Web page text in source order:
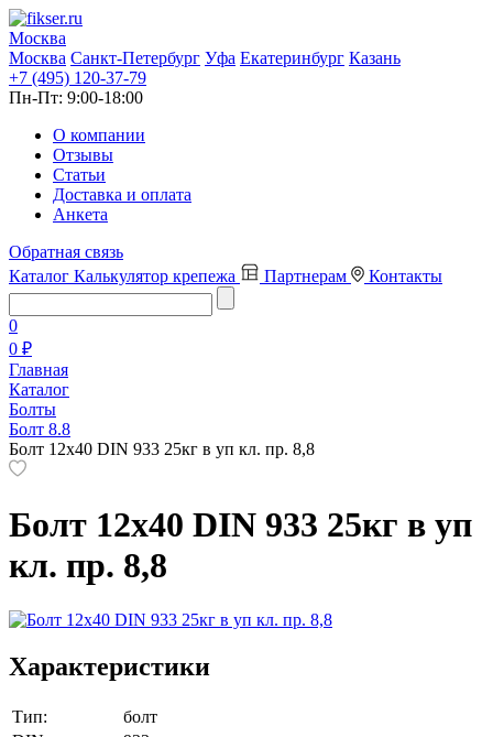
Москва
Москва Санкт-Петербург Уфа Екатеринбург Казань
+7 (495) 120-37-79
Пн-Пт: 9:00-18:00
О компании
Отзывы
Статьи
Доставка и оплата
Анкета
Обратная связь
Каталог Калькулятор крепежа Партнерам Контакты
0
0 ₽
Главная
Каталог
Болты
Болт 8.8
Болт 12х40 DIN 933 25кг в уп кл. пр. 8,8
Болт 12х40 DIN 933 25кг в уп
кл. пр. 8,8
Характеристики
Тип:
болт